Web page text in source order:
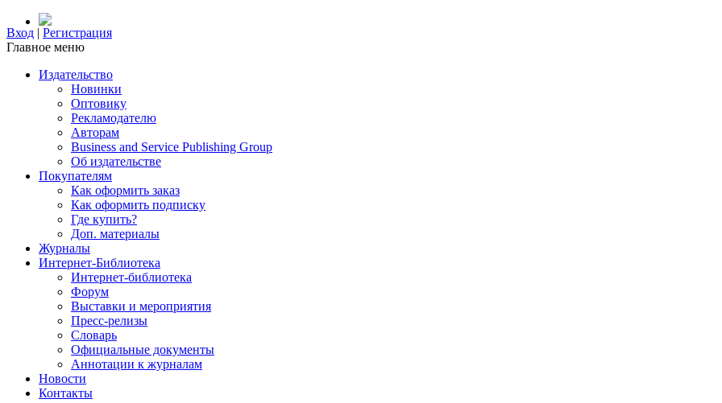
Вход | Регистрация
Главное меню
Издательство
Новинки
Оптовику
Рекламодателю
Авторам
Business and Service Publishing Group
Об издательстве
Покупателям
Как оформить заказ
Как оформить подписку
Где купить?
Доп. материалы
Журналы
Интернет-Библиотека
Интернет-библиотека
Форум
Выставки и мероприятия
Пресс-релизы
Словарь
Официальные документы
Аннотации к журналам
Новости
Контакты